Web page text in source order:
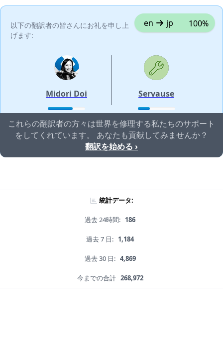
以下の翻訳者の皆さんにお礼を申し上
げます:
en jp 100%
Midori Doi Servause
これらの翻訳者の方々は世界を修理する私たちのサポート
をしてくれています。 あなたも貢献してみませんか？
翻訳を始める ›
統計データ:
過去 24時間: 186
過去 7 日: 1,184
過去 30 日: 4,869
今までの合計 268,972